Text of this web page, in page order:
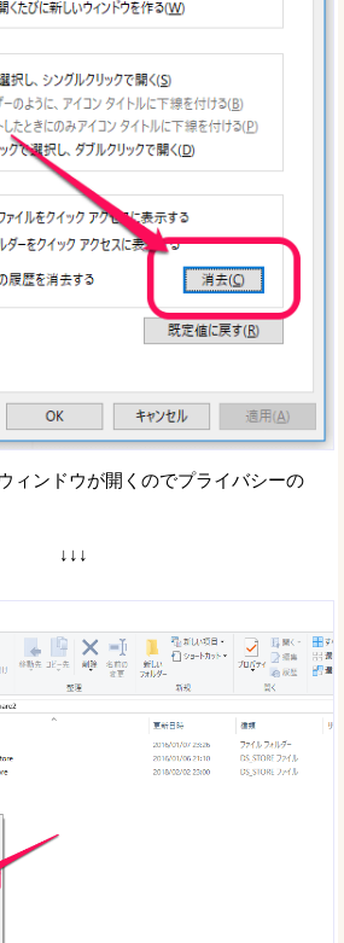
ィンドウが開くのでプライバシーの
↓↓↓